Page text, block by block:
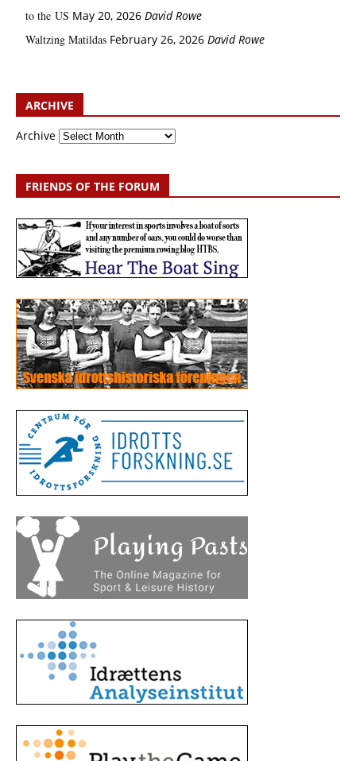
to the US May 20, 2026 David Rowe
Waltzing Matildas February 26, 2026 David Rowe
ARCHIVE
Archive
FRIENDS OF THE FORUM